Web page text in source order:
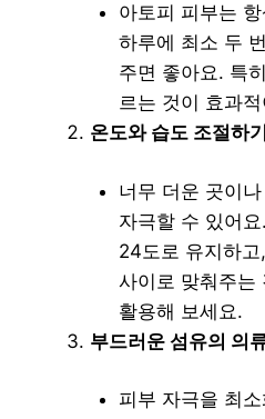
아토피 피부는
하루에 최소 두
주면 좋아요. 특
르는 것이 효과
온도와 습도 조절하기
너무 더운 곳이
자극할 수 있어
24도로 유지하
사이로 맞춰주는
활용해 보세요.
부드러운 섬유의 의
피부 자극을 최